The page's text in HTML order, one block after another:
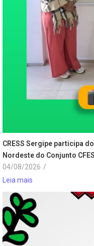
CRESS Sergipe participa
Nordeste do Conjunto
04/08/2026 /
Leia mais